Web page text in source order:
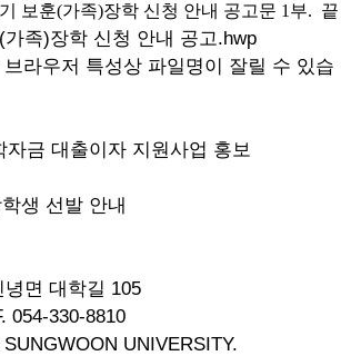
보훈(가족)장학 신청 안내 공고문 1 부. 끝
족)장학 신청 안내 공고.hwp
라우저 특성상 파일명이 잘릴 수 있습
자금 대출이자 지원사업 홍보
생 선발 안내
면 대학길 105
054-330-8810
UNIVERSITY.